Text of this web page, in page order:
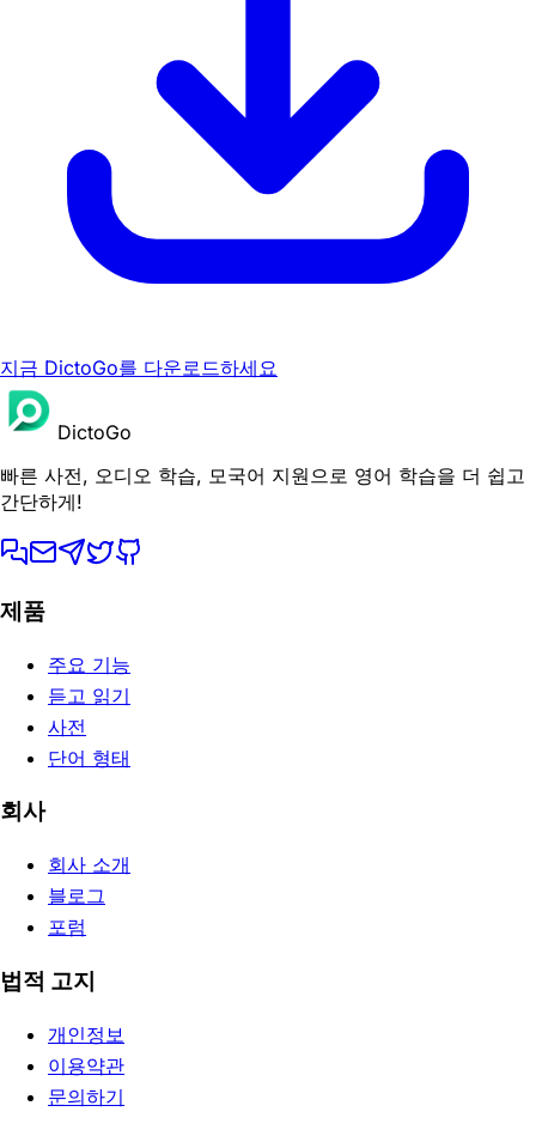
지금 DictoGo를 다운로드하세요
DictoGo
빠른 사전, 오디오 학습, 모국어 지원으로 영어 학습을 더 쉽고
간단하게!
제품
주요 기능
듣고 읽기
사전
단어 형태
회사
회사 소개
블로그
포럼
법적 고지
개인정보
이용약관
문의하기